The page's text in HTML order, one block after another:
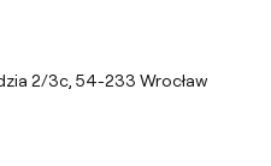
2/3c, 54-233 Wrocław